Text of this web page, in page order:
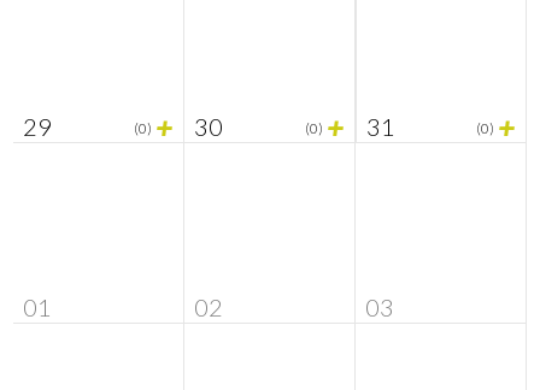
29 (0) + 30 (0) + 31 (0) +
01 02 03